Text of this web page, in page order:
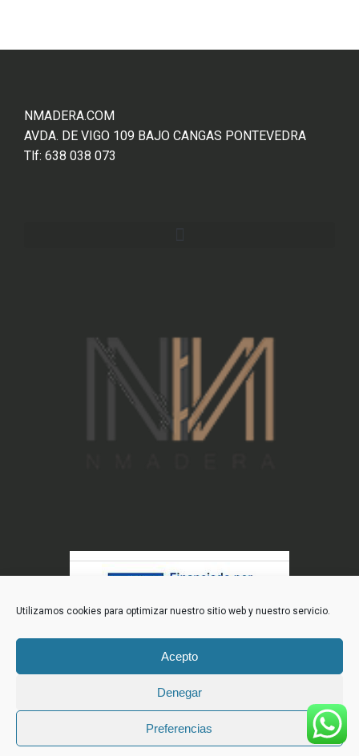
Utilizamos cookies para optimizar nuestro sitio web y nuestro servicio.
Acepto
Denegar
Preferencias
NMADERA.COM
AVDA. DE VIGO 109 BAJO CANGAS PONTEVEDRA
Tlf: 638 038 073